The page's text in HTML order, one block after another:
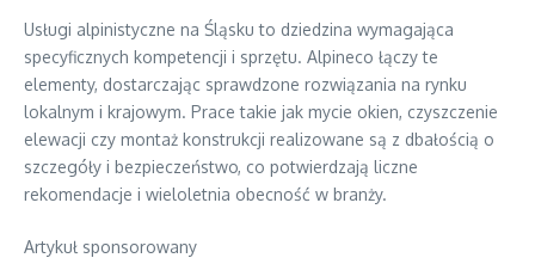
Usługi alpinistyczne na Śląsku to dziedzina wymagająca
specyficznych kompetencji i sprzętu. Alpineco łączy te
elementy, dostarczając sprawdzone rozwiązania na rynku
lokalnym i krajowym. Prace takie jak mycie okien, czyszczenie
elewacji czy montaż konstrukcji realizowane są z dbałością o
szczegóły i bezpieczeństwo, co potwierdzają liczne
rekomendacje i wieloletnia obecność w branży.
Artykuł sponsorowany